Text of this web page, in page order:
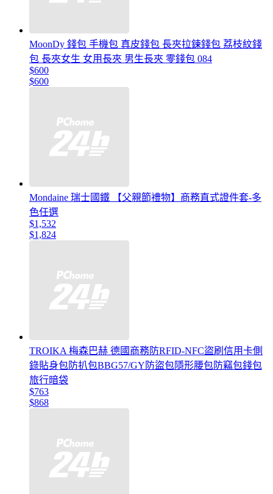
MoonDy 錢包 手機包 真皮錢包 長夾拉鍊錢包 荔枝紋錢
包 長夾女生 女用長夾 男生長夾 零錢包 084
$600
$600
Mondaine 瑞士國鐵 【父親節禮物】商務直式證件套-多
色任選
$1,532
$1,824
TROIKA 梅森巴赫 德國商務防RFID-NFC盜刷信用卡側
錄貼身包防扒包BBG57/GY防盜包隱形腰包防竊包錢包
旅行暗袋
$763
$868